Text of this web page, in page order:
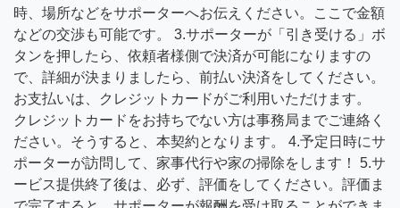
時、場所などをサポーターへお伝えください。ここで金額
などの交渉も可能です。 3.サポーターが「引き受ける」ボ
タンを押したら、依頼者様側で決済が可能になりますの
で、詳細が決まりましたら、前払い決済をしてください。
お支払いは、クレジットカードがご利用いただけます。
クレジットカードをお持ちでない方は事務局までご連絡く
ださい。そうすると、本契約となります。 4.予定日時にサ
ポーターが訪問して、家事代行や家の掃除をします！ 5.サ
ービス提供終了後は、必ず、評価をしてください。評価ま